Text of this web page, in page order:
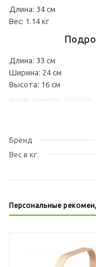
Длина: 34 см
Вес: 1.14 кг
Длина: 33 см
Ширина: 24 см
Высота: 16 см
Бренд
Вес в кг.
Персональные